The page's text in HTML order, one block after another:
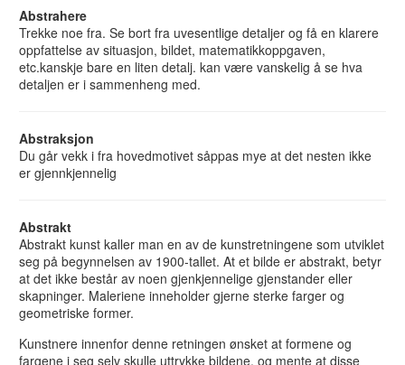
Abstrahere
Trekke noe fra. Se bort fra uvesentlige detaljer og få en klarere
oppfattelse av situasjon, bildet, matematikkoppgaven,
etc.kanskje bare en liten detalj. kan være vanskelig å se hva
detaljen er i sammenheng med.
Abstraksjon
Du går vekk i fra hovedmotivet såppas mye at det nesten ikke
er gjennkjennelig
Abstrakt
Abstrakt kunst kaller man en av de kunstretningene som utviklet
seg på begynnelsen av 1900-tallet. At et bilde er abstrakt, betyr
at det ikke består av noen gjenkjennelige gjenstander eller
skapninger. Maleriene inneholder gjerne sterke farger og
geometriske former.
Kunstnere innenfor denne retningen ønsket at formene og
fargene i seg selv skulle uttrykke bildene, og mente at disse